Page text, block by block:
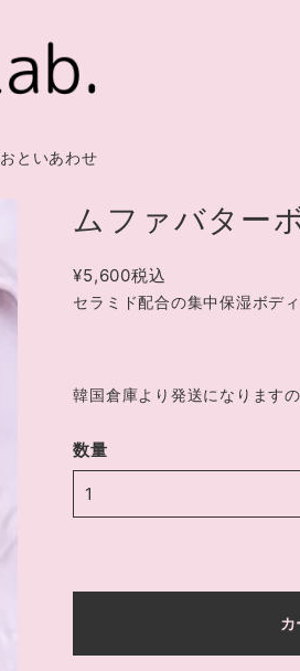
おといあわせ
ムファバター
¥5,600税込
セラミド配合の集中保湿ボデ
韓国倉庫より発送になります
数量
カ